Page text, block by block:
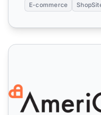
E-commerce
AmeriCommerce